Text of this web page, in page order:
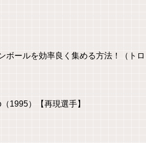
ボールを効率良く集める方法！（トロ
1995）【再現選手】